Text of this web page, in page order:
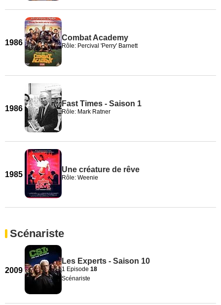
1986
Combat Academy
Rôle: Percival 'Perry' Barnett
1986
Fast Times - Saison 1
Rôle: Mark Ratner
1985
Une créature de rêve
Rôle: Weenie
Scénariste
2009
Les Experts - Saison 10
1 Episode 18
Scénariste